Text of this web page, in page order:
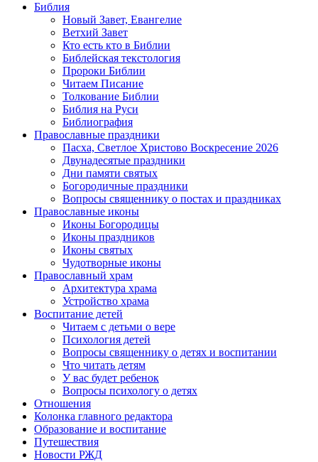
Библия
Новый Завет, Евангелие
Ветхий Завет
Кто есть кто в Библии
Библейская текстология
Пророки Библии
Читаем Писание
Толкование Библии
Библия на Руси
Библиография
Православные праздники
Пасха, Светлое Христово Воскресение 2026
Двунадесятые праздники
Дни памяти святых
Богородичные праздники
Вопросы священнику о постах и праздниках
Православные иконы
Иконы Богородицы
Иконы праздников
Иконы святых
Чудотворные иконы
Православный храм
Архитектура храма
Устройство храма
Воспитание детей
Читаем с детьми о вере
Психология детей
Вопросы священнику о детях и воспитании
Что читать детям
У вас будет ребенок
Вопросы психологу о детях
Отношения
Колонка главного редактора
Образование и воспитание
Путешествия
Новости РЖД